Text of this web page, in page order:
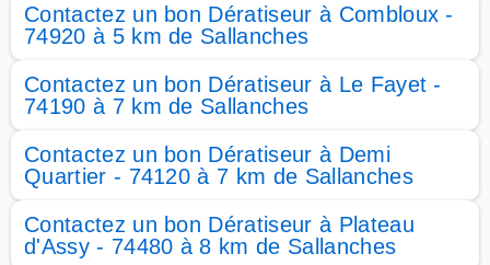
Contactez un bon Dératiseur à Combloux -
74920 à 5 km de Sallanches
Contactez un bon Dératiseur à Le Fayet -
74190 à 7 km de Sallanches
Contactez un bon Dératiseur à Demi
Quartier - 74120 à 7 km de Sallanches
Contactez un bon Dératiseur à Plateau
d'Assy - 74480 à 8 km de Sallanches